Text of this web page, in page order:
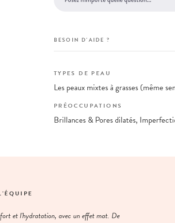
BESOIN D'AIDE ?
TYPES DE PEAU
Les peaux mixtes à grasses (même
PRÉOCCUPATIONS
Brillances & Pores dilatés,
et l'hydratation, avec un effet mat. De